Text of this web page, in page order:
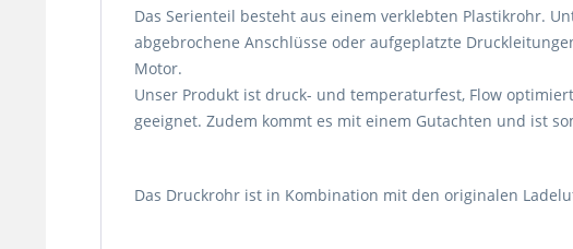
Das Serienteil besteht aus einem verklebten Plastikrohr.
abgebrochene Anschlüsse oder aufgeplatzte
Motor.
Unser Produkt ist druck- und temperaturfest, Flow
geeignet. Zudem kommt es mit einem Gutachten und ist
Das Druckrohr ist in Kombination mit den originalen